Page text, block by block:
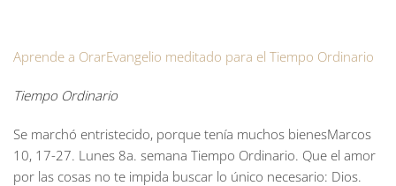
Aprende a OrarEvangelio meditado para el Tiempo Ordinario
Tiempo Ordinario
Se marchó entristecido, porque tenía muchos bienesMarcos
10, 17-27. Lunes 8a. semana Tiempo Ordinario. Que el amor
por las cosas no te impida buscar lo único necesario: Dios.